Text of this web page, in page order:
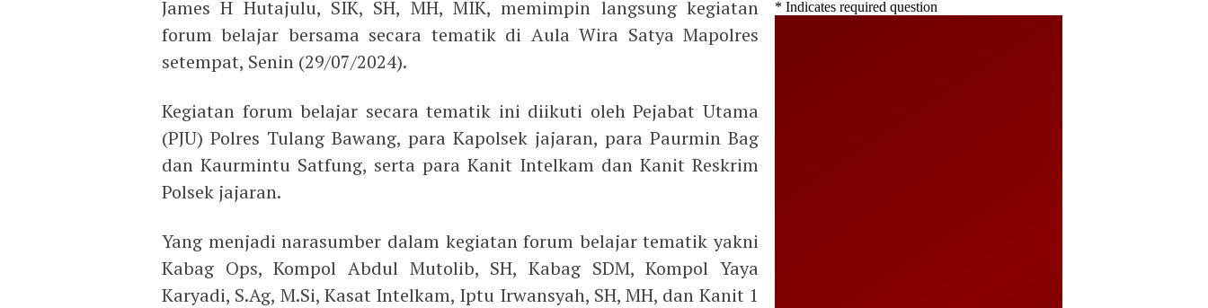
James H Hutajulu, SIK, SH, MH, MIK, memimpin langsung kegiatan
forum belajar bersama secara tematik di Aula Wira Satya Mapolres
setempat, Senin (29/07/2024).
Kegiatan forum belajar secara tematik ini diikuti oleh Pejabat Utama
(PJU) Polres Tulang Bawang, para Kapolsek jajaran, para Paurmin Bag
dan Kaurmintu Satfung, serta para Kanit Intelkam dan Kanit Reskrim
Polsek jajaran.
Yang menjadi narasumber dalam kegiatan forum belajar tematik yakni
Kabag Ops, Kompol Abdul Mutolib, SH, Kabag SDM, Kompol Yaya
Karyadi, S.Ag, M.Si, Kasat Intelkam, Iptu Irwansyah, SH, MH, dan Kanit 1